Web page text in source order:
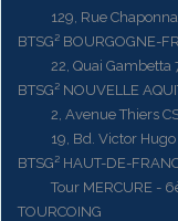
129, Rue
BTSG² BOURGOGNE-
22, Quai Gambetta
BTSG² NOUVELLE
2, Avenue Thiers CS
19, Bd. Victor Hugo
BTSG² HAUT-DE-
Tour MERCURE -
TOURCOING